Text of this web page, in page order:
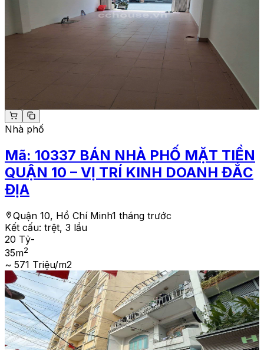
Nhà phố
Mã: 10337 BÁN NHÀ PHỐ MẶT TIỀN
QUẬN 10 – VỊ TRÍ KINH DOANH ĐẮC
ĐỊA
Quận 10, Hồ Chí Minh1 tháng trước
Kết cấu: trệt, 3 lầu
20 Tỷ-
35m2
~ 571 Triệu/m2